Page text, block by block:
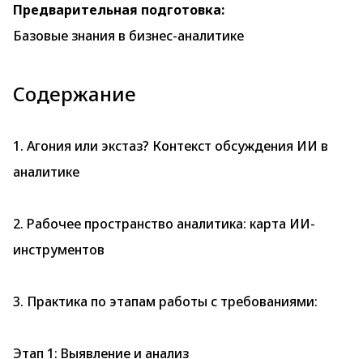
Предварительная подготовка:
Базовые знания в бизнес-аналитике
Содержание
1. Агония или экстаз? Контекст обсуждения ИИ в
аналитике
2. Рабочее пространство аналитика: карта ИИ-
инструментов
3. Практика по этапам работы с требованиями:
Этап 1: Выявление и анализ